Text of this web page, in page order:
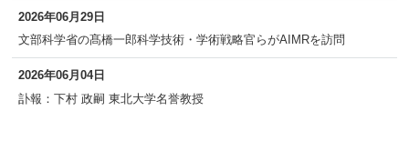
2026年06月29日
文部科学省の髙橋一郎科学技術・学術戦略官らがAIMRを訪問
2026年06月04日
訃報：下村 政嗣 東北大学名誉教授